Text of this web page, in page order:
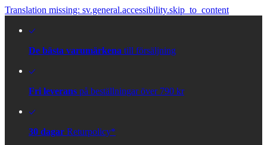
Translation missing: sv.general.accessibility.skip_to_content
De bästa varumärkena till försäljning
Fri leverans på beställningar över 790 kr
30 dagar Returpolicy*